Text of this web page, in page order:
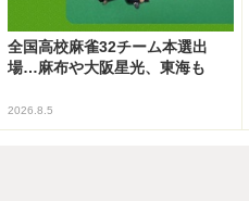
全国高校麻雀32チーム本選出
場…麻布や大阪星光、東海も
2026.8.5